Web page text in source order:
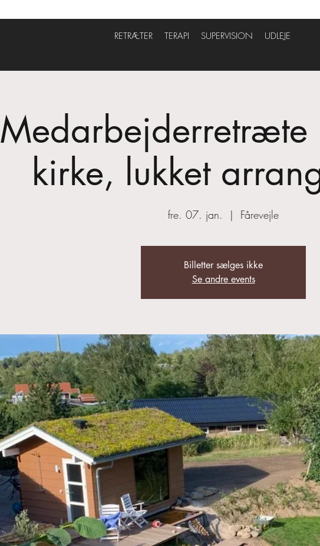
RETRÆTER TERAPI SUPERVISION UDLEJE
Medarbejderretræte
kirke, lukket
fre. 07. jan.
  |
Fårevejle
Billetter sælges ikke
Se andre events